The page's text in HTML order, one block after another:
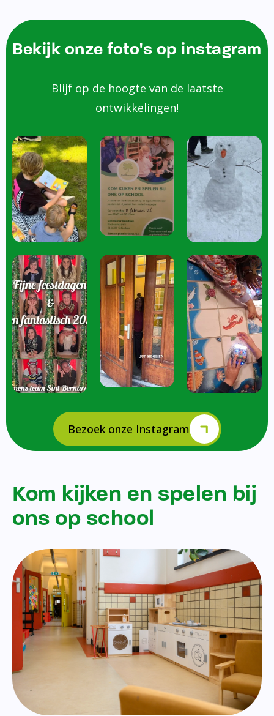
Bekijk onze foto's op instagram
Blijf op de hoogte van de laatste
ontwikkelingen!
Bezoek onze Instagram
Kom kijken en spelen bij
ons op school